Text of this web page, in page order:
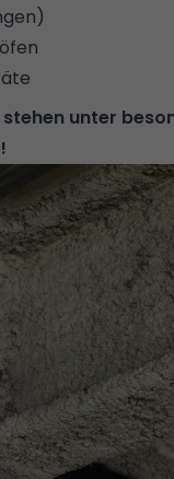
unter